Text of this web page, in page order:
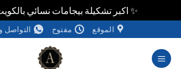
✨ اكبر تشكيلة بيجامات نسائي
للمحتوى
الموقع مفتوح التواصل